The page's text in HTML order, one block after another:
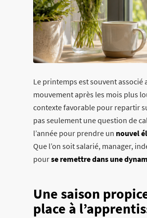
Le printemps est souvent associé
mouvement après les mois plus
contexte favorable pour repartir
pas seulement une question de
l’année pour prendre un nouvel
Que l’on soit salarié, manager,
pourse remettre dans une
Une saison
place à